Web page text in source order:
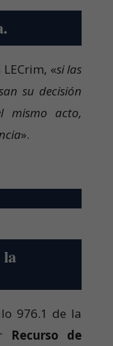
«si las
su decisión
mismo acto,
».
976.1 de la
Recurso de